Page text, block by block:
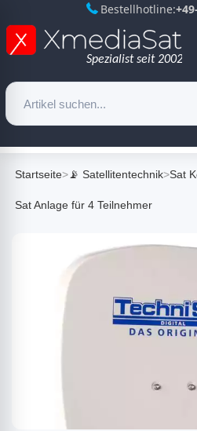
Bestellhotline:
Startseite>📡 Satellitentechnik>Sat
Sat Anlage für 4 Teilnehmer